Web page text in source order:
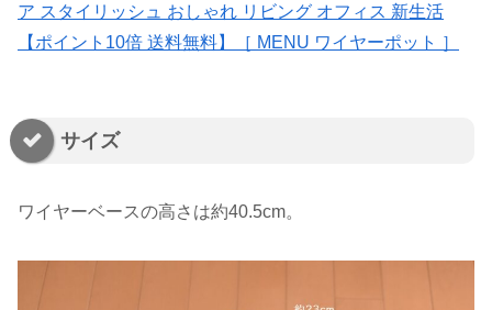
ア スタイリッシュ おしゃれ リビング オフィス 新生活
【ポイント10倍 送料無料】［ MENU ワイヤーポット ］
サイズ
ワイヤーベースの高さは約40.5cm。